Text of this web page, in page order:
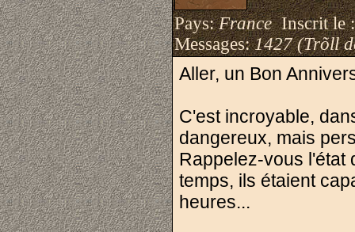
Pays:FranceInscrit le
Messages:1427 (Trõll
Aller, un Bon
C'est incroyable,
dangereux, mais
Rappelez-vous l'état
temps, ils étaient
heures...